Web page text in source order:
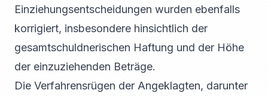
Einziehungsentscheidungen wurden ebenfalls
korrigiert, insbesondere hinsichtlich der
gesamtschuldnerischen Haftung und der Höhe
der einzuziehenden Beträge.
Die Verfahrensrügen der Angeklagten, darunter